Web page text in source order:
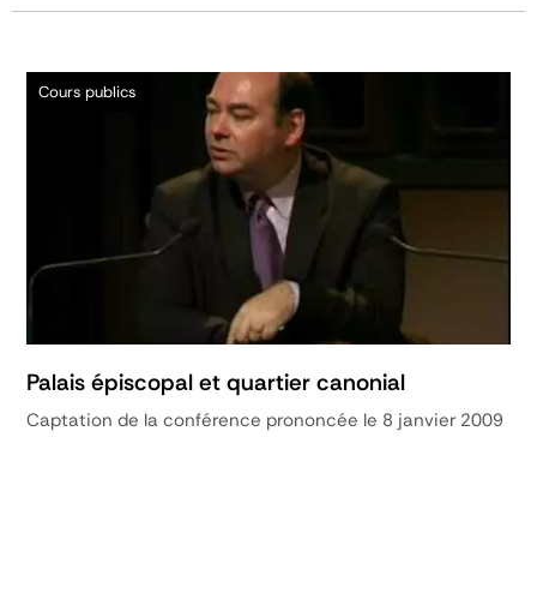
Cours publics
Palais épiscopal et quartier canonial
Captation de la conférence prononcée le 8 janvier 2009